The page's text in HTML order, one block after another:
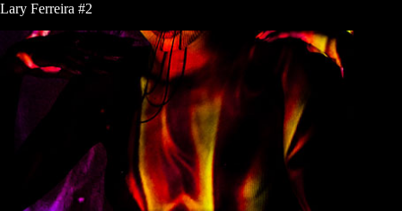
Lary Ferreira #2